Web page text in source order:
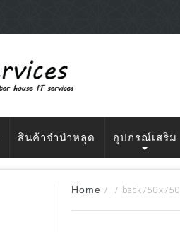
สินค้าจำนำหลุด อุปกรณ์เสริม
Home / / back750x750